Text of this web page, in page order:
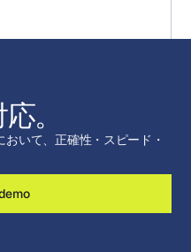
。
いて、正確性・スピード・